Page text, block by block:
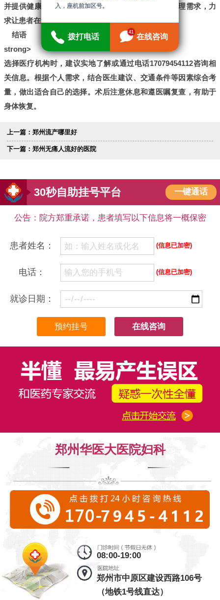
并提供健康建议。整体服务流程注重患者的心理和生理需求，力
求让患者在过程中感到安心。
结语
strong>
选择医疗机构时，建议实地了解或通过电话17079454112咨询相
关信息。根据个人需求，结合医生建议、交通条件等因素综合考
量，做出适合自己的选择。术后注意休息和遵医嘱复查，有助于
身体恢复。
上一篇： 郑州流产哪里好
下一篇： 郑州无痛人流好的医院
30秒自助挂号平台 一键通话
公告：院方郑重承诺，患者填写以下信息将一概保密
患者姓名： (信息已加密)
电话： (信息已加密)
就诊日期：
在线咨询
郑州华医大医院妇科
08:00-19:00
郑州市中原区建设西路106号
（地铁1号线直达）
入，座机前加区号。
拨打电话
41
在线咨询